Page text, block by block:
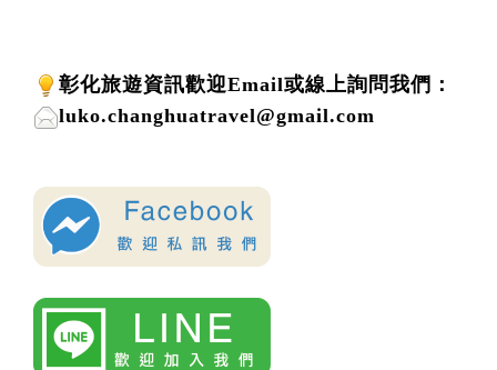
彰化旅遊資訊歡迎Email或線上詢問我們 ：
luko.changhuatravel@gmail.com